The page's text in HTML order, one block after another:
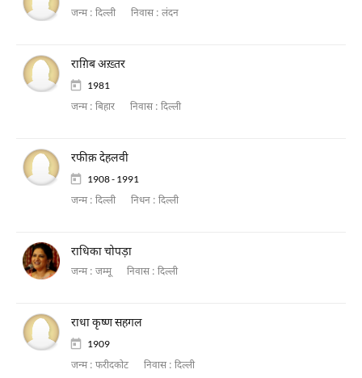
जन्म : दिल्ली निवास : लंदन
राग़िब अख़्तर
1981
जन्म : बिहार निवास : दिल्ली
रफीक़ देहलवी
1908 - 1991
जन्म : दिल्ली निधन : दिल्ली
राधिका चोपड़ा
जन्म : जम्मू निवास : दिल्ली
राधा कृष्ण सहगल
1909
जन्म : फरीदकोट निवास : दिल्ली